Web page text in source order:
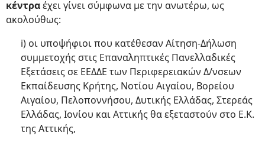
κέντραέχει γίνει σύμφωνα με την ανωτέρω, ως
ακολούθως:
i) οι υποψήφιοι που κατέθεσαν Αίτηση-Δήλωση
συμμετοχής στις Επαναληπτικές Πανελλαδικές
Εξετάσεις σε ΕΕΔΔΕ των Περιφερειακών Δ/νσεων
Εκπαίδευσης Κρήτης, Νοτίου Αιγαίου, Βορείου
Αιγαίου, Πελοποννήσου, Δυτικής Ελλάδας, Στερεάς
Ελλάδας, Ιονίου και Αττικής θα εξεταστούν στο Ε.Κ.
της Αττικής,